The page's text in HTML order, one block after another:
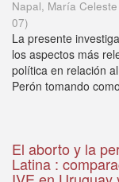
Napal, María Celeste
07)
La presente
los aspectos más
política en relación
Perón tomando
El aborto y la
Latina :